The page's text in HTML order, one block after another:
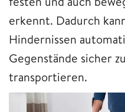
erkennt. Dadurch
Hindernissen
Gegenstände sicher
transportieren.